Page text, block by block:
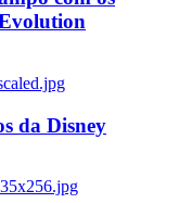
da Disney